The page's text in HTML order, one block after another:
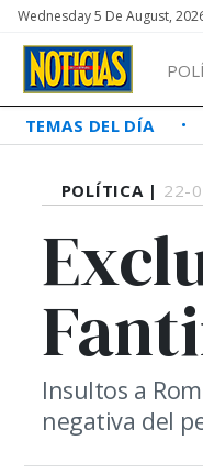
Wednesday 5 De August,
TEMAS DEL DÍA
POLÍTICA | 22-
Insultos a
negativa del